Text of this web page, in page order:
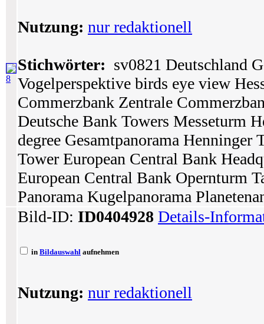
8
Nutzung: nur redaktionell
Stichwörter: sv0821 Deutschland
Vogelperspektive birds eye view
Commerzbank Zentrale
Deutsche Bank Towers Messeturm
degree Gesamtpanorama
Tower European Central Bank
European Central Bank Opernturm
Panorama Kugelpanorama
Bild-ID: ID0404928 Details-
in Bildauswahl aufnehmen
Nutzung: nur redaktionell